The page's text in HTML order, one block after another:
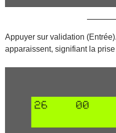
Appuyer sur validation
apparaissent, signifiant la